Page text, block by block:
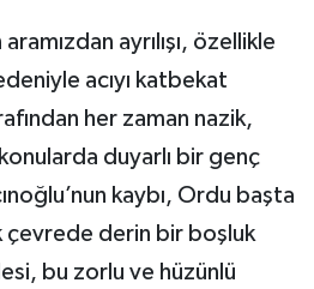
ayrılışı, özellikle
acıyı katbekat
her zaman nazik,
duyarlı bir genç
kaybı, Ordu başta
çevrede derin bir boşluk
bu zorlu ve hüzünlü